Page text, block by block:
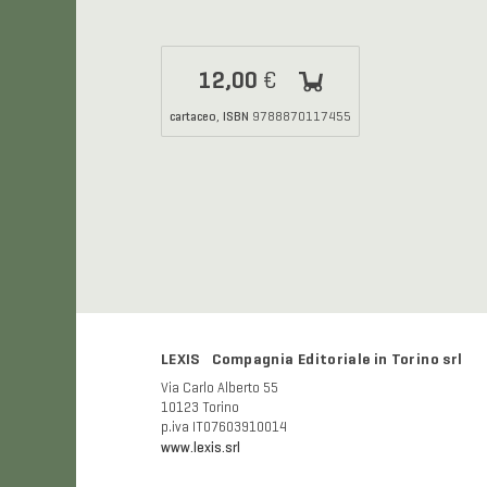
12,00 €
cartaceo, ISBN 9788870117455
LEXIS Compagnia Editoriale in Torino srl
Via Carlo Alberto 55
10123 Torino
p.iva IT07603910014
www.lexis.srl